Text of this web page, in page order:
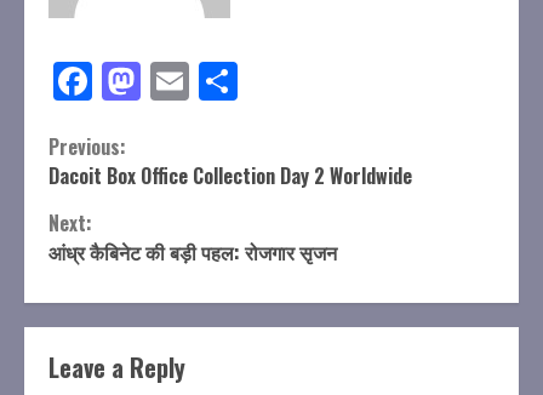
Facebook
Mastodon
Email
Continue
Reading
Previous:
Dacoit Box Office Collection Day 2 Worldwide
Next:
आंध्र कैबिनेट की बड़ी पहल: रोजगार सृजन
Leave a Reply